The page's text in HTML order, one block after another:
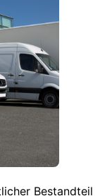
Bestandteil